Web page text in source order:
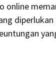
online